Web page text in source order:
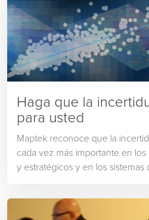
Haga que la
para usted
Maptek reconoce que la
cada vez más importante en
y estratégicos y en los sistemas